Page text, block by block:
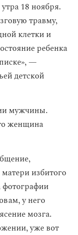
18 ноября.
травму,
клетки и
ребенка
—
детской
мужчины.
женщина
избитого
фотографии
у него
мозга.
уже вот